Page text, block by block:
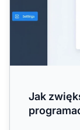
Jak